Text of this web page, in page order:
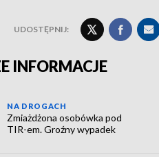
UDOSTĘPNIJ:
INFORMACJE
NA DROGACH
Zmiażdżona osobówka pod
TIR-em. Groźny wypadek